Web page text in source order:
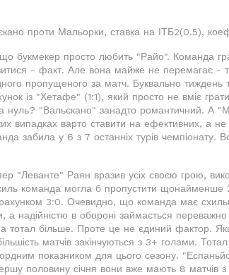
проти Мальорки, ставка на ІТБ2(0.5),
що букмекер просто любить "Райо". Команда
- факт. Але вона майже не перемагає -
пропущеного за матч. Буквально
із "Хетафе" (1:1), який просто не вміє
нуль? "Вальєкано" занадто романтичний. А
випадках варто ставити на ефективних, а
забила у 6 з 7 останніх турів чемпіонату.
"Леванте" Раян вразив усіх своєю грою,
команда могла б пропустити щонайменше
3:0. Очевидно, що команда має
а надійністю в обороні займається
тотал більше. Проте це не єдиний фактор.
матчів закінчуються з 3+ голами.
показником для цього сезону.
половину січня вони вже мають 8 матчів